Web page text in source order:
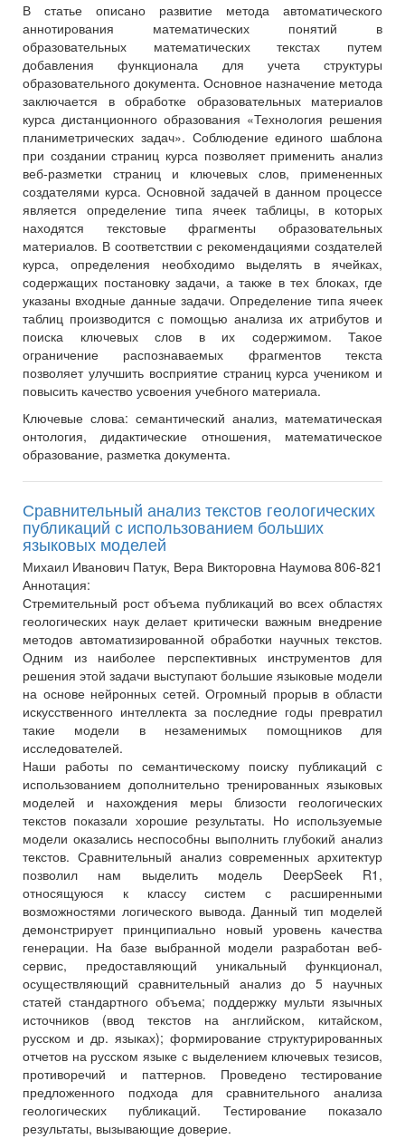
В статье описано развитие метода автоматического
аннотирования математических понятий в
образовательных математических текстах путем
добавления функционала для учета структуры
образовательного документа. Основное назначение метода
заключается в обработке образовательных материалов
курса дистанционного образования «Технология решения
планиметрических задач». Соблюдение единого шаблона
при создании страниц курса позволяет применить анализ
веб-разметки страниц и ключевых слов, примененных
создателями курса. Основной задачей в данном процессе
является определение типа ячеек таблицы, в которых
находятся текстовые фрагменты образовательных
материалов. В соответствии с рекомендациями создателей
курса, определения необходимо выделять в ячейках,
содержащих постановку задачи, а также в тех блоках, где
указаны входные данные задачи. Определение типа ячеек
таблиц производится с помощью анализа их атрибутов и
поиска ключевых слов в их содержимом. Такое
ограничение распознаваемых фрагментов текста
позволяет улучшить восприятие страниц курса учеником и
повысить качество усвоения учебного материала.
Ключевые слова: семантический анализ, математическая
онтология, дидактические отношения, математическое
образование, разметка документа.
Сравнительный анализ текстов геологических
публикаций с использованием больших
языковых моделей
Михаил Иванович Патук, Вера Викторовна Наумова806-821
Аннотация:
Стремительный рост объема публикаций во всех областях
геологических наук делает критически важным внедрение
методов автоматизированной обработки научных текстов.
Одним из наиболее перспективных инструментов для
решения этой задачи выступают большие языковые модели
на основе нейронных сетей. Огромный прорыв в области
искусственного интеллекта за последние годы превратил
такие модели в незаменимых помощников для
исследователей.
Наши работы по семантическому поиску публикаций с
использованием дополнительно тренированных языковых
моделей и нахождения меры близости геологических
текстов показали хорошие результаты. Но используемые
модели оказались неспособны выполнить глубокий анализ
текстов. Сравнительный анализ современных архитектур
позволил нам выделить модель DeepSeek R1,
относящуюся к классу систем с расширенными
возможностями логического вывода. Данный тип моделей
демонстрирует принципиально новый уровень качества
генерации. На базе выбранной модели разработан веб-
сервис, предоставляющий уникальный функционал,
осуществляющий сравнительный анализ до 5 научных
статей стандартного объема; поддержку мульти язычных
источников (ввод текстов на английском, китайском,
русском и др. языках); формирование структурированных
отчетов на русском языке с выделением ключевых тезисов,
противоречий и паттернов. Проведено тестирование
предложенного подхода для сравнительного анализа
геологических публикаций. Тестирование показало
результаты, вызывающие доверие.